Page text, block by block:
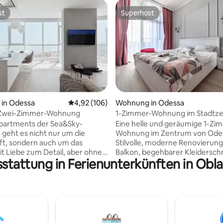
5 von 5, 57 Bewertungen
Odessa Durchschnittliche Bewertung: 4,92 von 5,
4,92 (106)
Zimmer-Wohnung
der Sea&Sky-
es nicht nur um die
sondern auch um das
Liebe zum Detail, aber ohne
Nur das Licht, der Raum
die sich ins Meer
sondern freigibt. Das Design
Superhost
Superhost
Wohnung in Odessa
1-Zimmer-Wohnung im
mit Balkon @fainorent
Eine helle und geräumige 1-
Wohnung im Zentrum von
Stilvolle, moderne
Balkon, begehbarer
neue Küche mit Essbereich
modernes Badezimmer. Die
Warmwasser und Heizung
verfügbar sind. Ein
in Ferienunterkünften in